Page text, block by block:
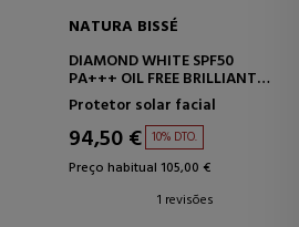
NATURA BISSÉ
DIAMOND WHITE SPF50
PA+++ OIL FREE BRILLIANT
SUN
Protetor solar facial
94,50 € 10% DTO.
Preço habitual 105,00 €
1 revisões